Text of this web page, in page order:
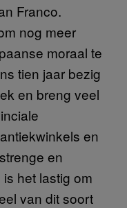
Franco.
nog meer
moraal te
tien jaar bezig
en breng veel
en
en
het lastig om
van dit soort